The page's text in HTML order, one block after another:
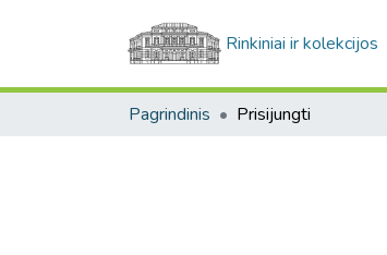
Rinkiniai ir kolekcijos
Pagrindinis Prisijungti